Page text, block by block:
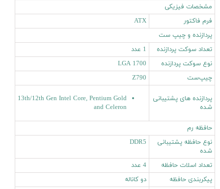
مشخصات فیزیکی
فرم فاکتور
ATX
پردازنده و چیپ ست
تعداد سوکت پردازنده
1 عدد
نوع سوکت پردازنده
LGA 1700
چیپ‌ست
Z790
پردازنده های پشتیبانی
شده
13th/12th Gen Intel Core, Pentium Gold
and Celeron
حافظه رم
نوع حافظه پشتیبانی
شده
DDR5
تعداد اسلات حافظه
4 عدد
پیکربندی حافظه
دو کاناله